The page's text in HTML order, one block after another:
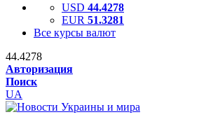
USD 44.4278
EUR 51.3281
Все курсы валют
44.4278
Авторизация
Поиск
UA